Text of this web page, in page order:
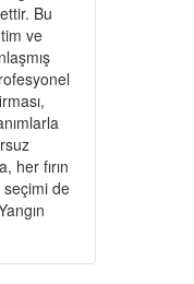
Bu
ve
her fırın
de